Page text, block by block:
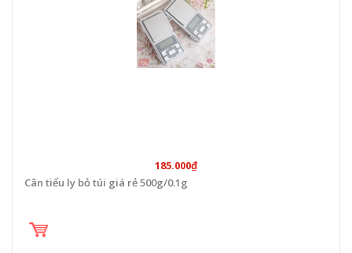
185.000₫
Cân tiểu ly bỏ túi giá rẻ 500g/0.1g